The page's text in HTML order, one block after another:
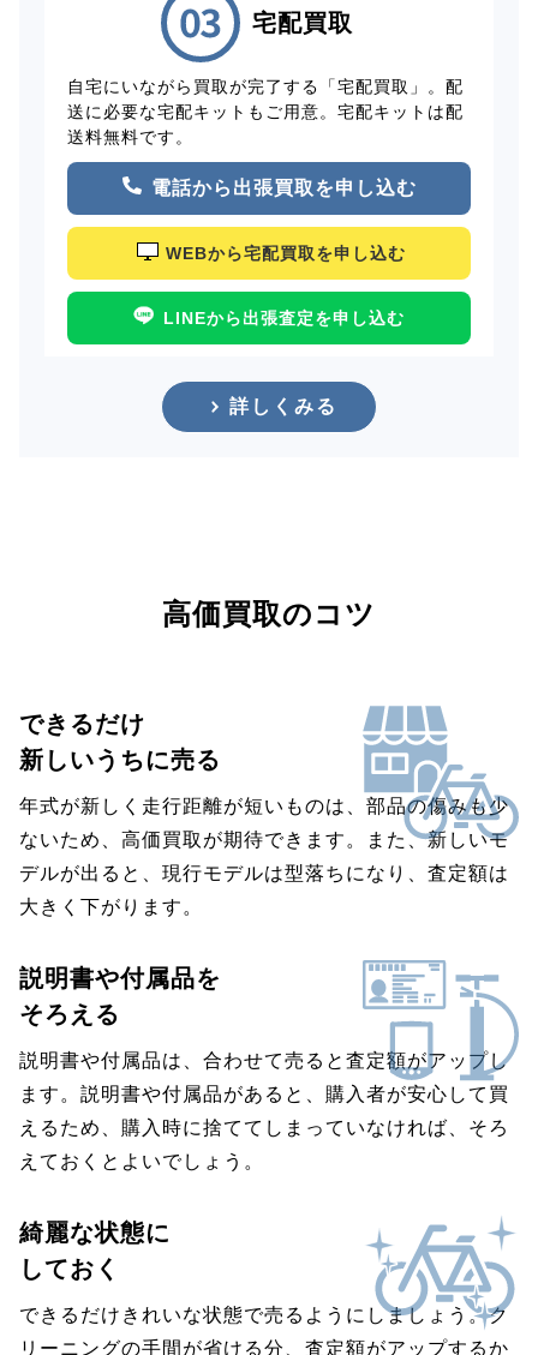
宅配買取
自宅にいながら買取が完了する「宅配買取」。配
送に必要な宅配キットもご用意。宅配キットは配
送料無料です。
電話から出張買取を申し込む
WEBから宅配買取を申し込む
LINEから出張査定を申し込む
詳しくみる
高価買取のコツ
できるだけ
新しいうちに売る
年式が新しく走行距離が短いものは、部品の傷みも少
ないため、高価買取が期待できます。また、新しいモ
デルが出ると、現行モデルは型落ちになり、査定額は
大きく下がります。
説明書や付属品を
そろえる
説明書や付属品は、合わせて売ると査定額がアップし
ます。説明書や付属品があると、購入者が安心して買
えるため、購入時に捨ててしまっていなければ、そろ
えておくとよいでしょう。
綺麗な状態に
しておく
できるだけきれいな状態で売るようにしましょう。ク
リーニングの手間が省ける分、査定額がアップするか